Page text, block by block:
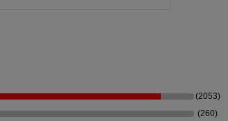
(2053)
(260)